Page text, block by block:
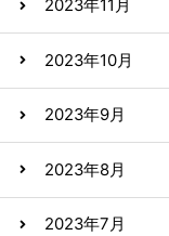
2023年11月
2023年10月
2023年9月
2023年8月
2023年7月